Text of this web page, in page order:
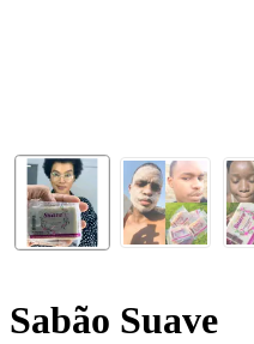
Sabão Suave